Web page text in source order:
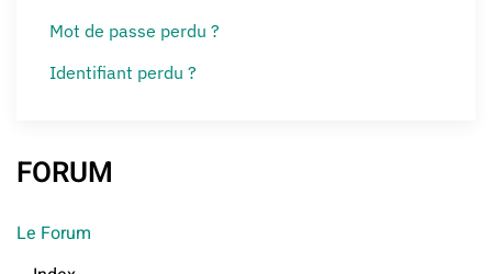
Mot de passe perdu ?
Identifiant perdu ?
FORUM
Le Forum